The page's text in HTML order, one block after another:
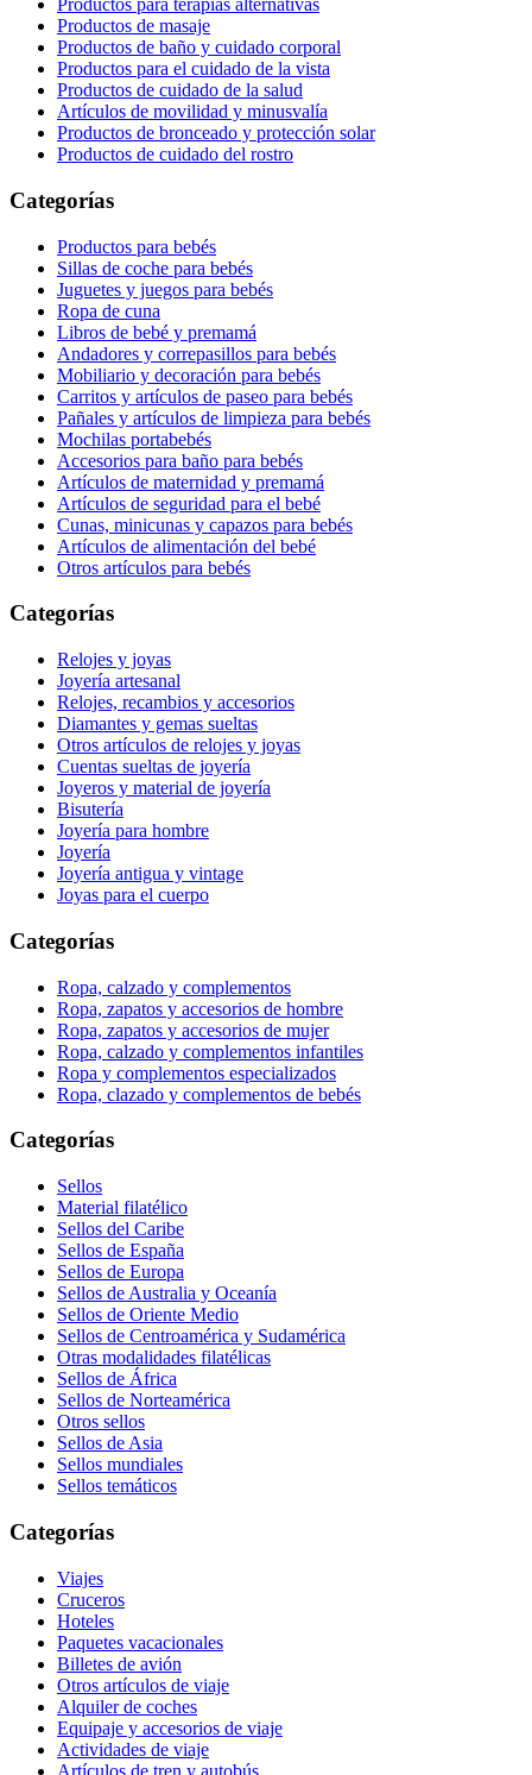
Productos para terapias alternativas
Productos de masaje
Productos de baño y cuidado corporal
Productos para el cuidado de la vista
Productos de cuidado de la salud
Artículos de movilidad y minusvalía
Productos de bronceado y protección solar
Productos de cuidado del rostro
Categorías
Productos para bebés
Sillas de coche para bebés
Juguetes y juegos para bebés
Ropa de cuna
Libros de bebé y premamá
Andadores y correpasillos para bebés
Mobiliario y decoración para bebés
Carritos y artículos de paseo para bebés
Pañales y artículos de limpieza para bebés
Mochilas portabebés
Accesorios para baño para bebés
Artículos de maternidad y premamá
Artículos de seguridad para el bebé
Cunas, minicunas y capazos para bebés
Artículos de alimentación del bebé
Otros artículos para bebés
Categorías
Relojes y joyas
Joyería artesanal
Relojes, recambios y accesorios
Diamantes y gemas sueltas
Otros artículos de relojes y joyas
Cuentas sueltas de joyería
Joyeros y material de joyería
Bisutería
Joyería para hombre
Joyería
Joyería antigua y vintage
Joyas para el cuerpo
Categorías
Ropa, calzado y complementos
Ropa, zapatos y accesorios de hombre
Ropa, zapatos y accesorios de mujer
Ropa, calzado y complementos infantiles
Ropa y complementos especializados
Ropa, clazado y complementos de bebés
Categorías
Sellos
Material filatélico
Sellos del Caribe
Sellos de España
Sellos de Europa
Sellos de Australia y Oceanía
Sellos de Oriente Medio
Sellos de Centroamérica y Sudamérica
Otras modalidades filatélicas
Sellos de África
Sellos de Norteamérica
Otros sellos
Sellos de Asia
Sellos mundiales
Sellos temáticos
Categorías
Viajes
Cruceros
Hoteles
Paquetes vacacionales
Billetes de avión
Otros artículos de viaje
Alquiler de coches
Equipaje y accesorios de viaje
Actividades de viaje
Artículos de tren y autobús